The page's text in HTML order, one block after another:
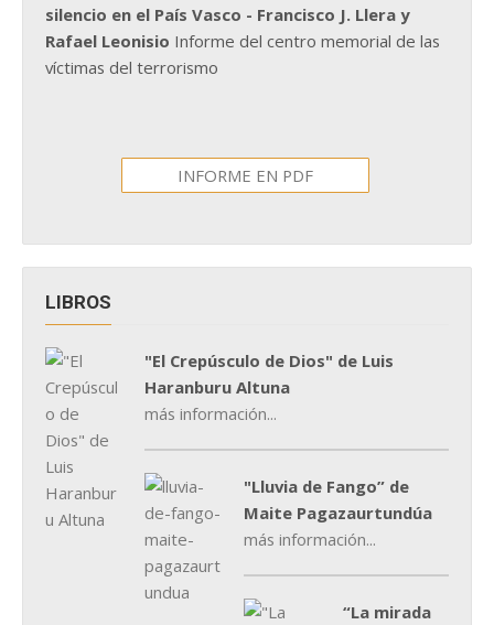
silencio en el País Vasco - Francisco J. Llera y
Rafael Leonisio Informe del centro memorial de las
víctimas del terrorismo
INFORME EN PDF
LIBROS
"El Crepúsculo de Dios" de Luis
Haranburu Altuna
más información...
"Lluvia de Fango” de
Maite Pagazaurtundúa
más información...
“La mirada